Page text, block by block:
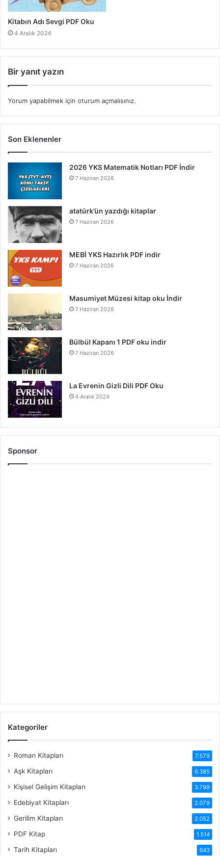
Kitabın Adı Sevgi PDF Oku
4 Aralık 2024
Bir yanıt yazın
Yorum yapabilmek için oturum açmalısınız.
Son Eklenenler
2026 YKS Matematik Notları PDF İndir
7 Haziran 2026
atatürk’ün yazdığı kitaplar
7 Haziran 2026
MEBİ YKS Hazırlık PDF indir
7 Haziran 2026
Masumiyet Müzesi kitap oku İndir
7 Haziran 2026
Bülbül Kapanı 1 PDF oku indir
7 Haziran 2026
La Evrenin Gizli Dili PDF Oku
4 Aralık 2024
Sponsor
Kategoriler
Roman Kitapları 7.579
Aşk Kitapları 6.385
Kişisel Gelişim Kitapları 3.799
Edebiyat Kitapları 2.079
Gerilim Kitapları 2.052
PDF Kitap 1.514
Tarih Kitapları 643